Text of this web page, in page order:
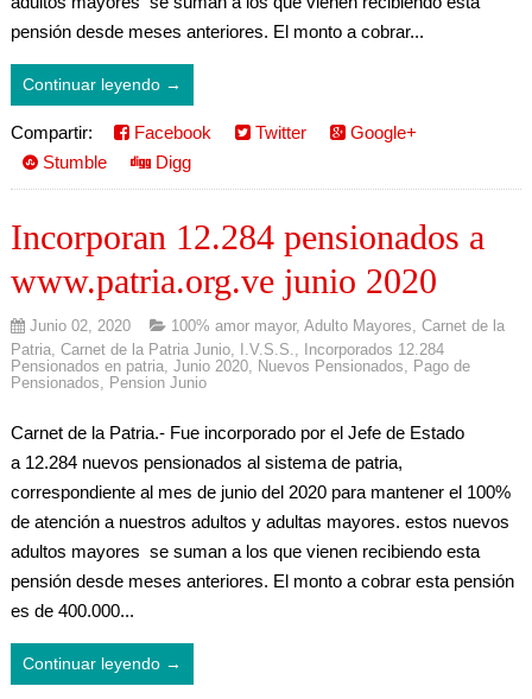
pensión desde meses anteriores. El monto a cobrar...
Continuar leyendo →
Compartir: Facebook Twitter
Google+
Stumble
Digg
Incorporan 12.284 pensionados a
www.patria.org.ve junio 2020
Junio 02, 2020 100% amor mayor, Adulto Mayores Carnet de la
Patria, Carnet de la Patria Junio, I.V.S.S.
Incorporados 12.284
Pensionados en patria, Junio 2020, Nuevos Pensionados
Pago de
Pensionados
Pension Junio
Carnet de la Patria.- Fue incorporado por el Jefe de Estado
a 12.284 nuevos pensionados al sistema de patria,
correspondiente al mes de junio del 2020 para mantener el 100%
de atención a nuestros adultos y adultas mayores. estos nuevos
adultos mayores se suman a los que vienen recibiendo esta
pensión desde meses anteriores. El monto a cobrar esta pensión
es de 400.000...
Continuar leyendo →